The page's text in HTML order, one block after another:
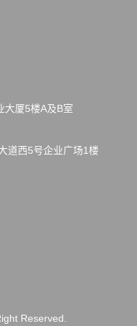
大厦5楼A及B室
道西5号企业广场1楼
Reserved.